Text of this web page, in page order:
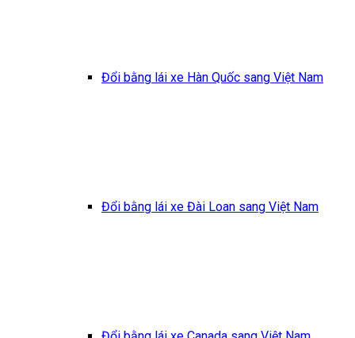
Đổi bằng lái xe Hàn Quốc sang Việt Nam
Đổi bằng lái xe Đài Loan sang Việt Nam